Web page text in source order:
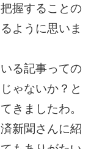
握することの
ように思いま
る記事っての
ゃないか？と
きましたわ。
新聞さんに紹